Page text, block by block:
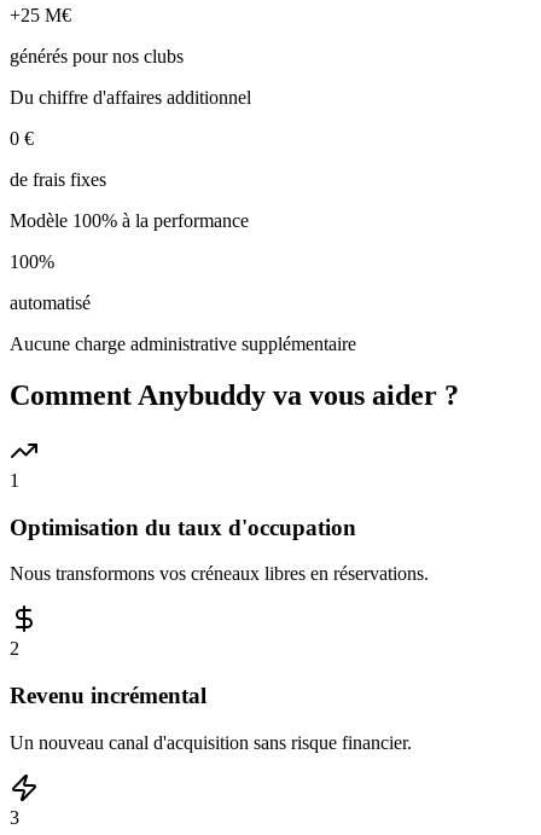
+25 M€
générés pour nos clubs
Du chiffre d'affaires additionnel
0 €
de frais fixes
Modèle 100% à la performance
100%
automatisé
Aucune charge administrative supplémentaire
Comment Anybuddy va vous aider ?
1
Optimisation du taux d'occupation
Nous transformons vos créneaux libres en réservations.
2
Revenu incrémental
Un nouveau canal d'acquisition sans risque financier.
3